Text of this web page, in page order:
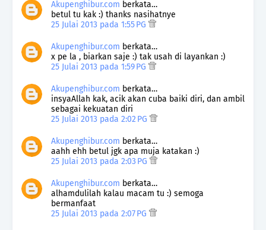
Akupenghibur.com berkata…
betul tu kak :) thanks nasihatnye
25 Julai 2013 pada 1:55 PG
Akupenghibur.com berkata…
x pe la , biarkan saje :) tak usah di layankan :)
25 Julai 2013 pada 1:59 PG
Akupenghibur.com berkata…
insyaAllah kak, acik akan cuba baiki diri, dan ambil
sebagai kekuatan diri
25 Julai 2013 pada 2:02 PG
Akupenghibur.com berkata…
aahh ehh betul jgk apa muja katakan :)
25 Julai 2013 pada 2:03 PG
Akupenghibur.com berkata…
alhamdulilah kalau macam tu :) semoga
bermanfaat
25 Julai 2013 pada 2:07 PG